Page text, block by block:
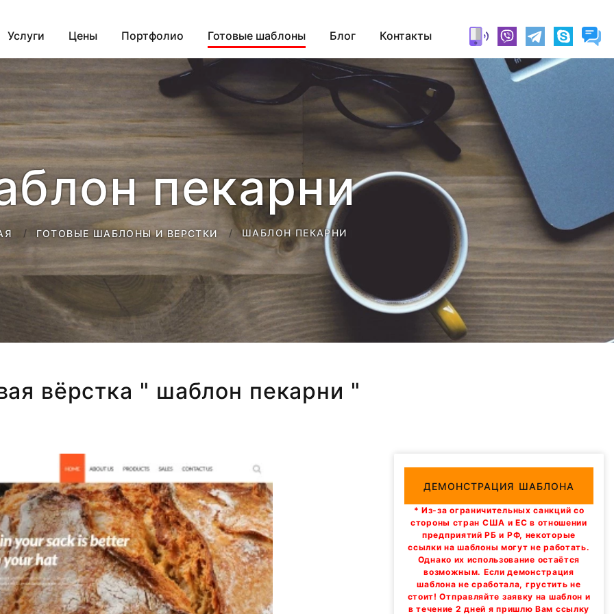
Услуги Цены Портфолио Готовые шаблоны Блог Контакты
пекарни
ГОТОВЫЕ ШАБЛОНЫ И ВЕРСТКИ ШАБЛОН ПЕКАРНИ
вёрстка " шаблон пекарни "
ДЕМОНСТРАЦИЯ ШАБЛОНА
* Из-за ограничительных санкций со
стороны стран США и ЕС в отношении
предприятий РБ и РФ, некоторые
ссылки на шаблоны могут не работать.
Однако их использование остаётся
возможным. Если демонстрация
шаблона не сработала, грустить не
стоит! Отправляйте заявку на шаблон и
в течение 2 дней я пришлю Вам ссылку